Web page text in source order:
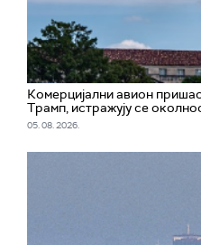
Комерцијални авион
Трамп, истражују се
05. 08. 2026.